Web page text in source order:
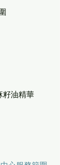
籽油精華